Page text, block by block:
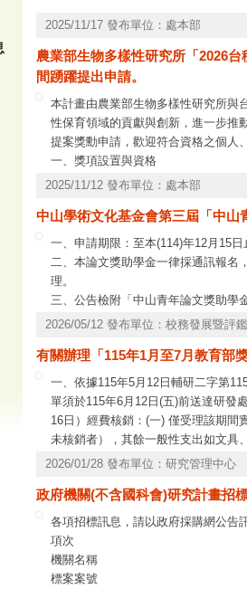
2025/11/17 發布單位：處本部
農業部生物多樣性研究所「2026
間踴躍提出申請。
本計畫由農業部生物多樣性研究所與
性保育領域的貢獻與創新，進一步推
提案獎勳申請，歡迎符合資格之個人
一、獎項設置與資格
1、新秀獎 ：
申請條件：從事台灣生物多樣性保育
菁英獎：
申請對象：大專院校生物資源相關科
申請條件：從事與台灣生物多樣性保
3、
提案獎：
2025/11/12 發布單位：處本部
中山學術文化基金會第三屆「中
一、申請期限：至本(114)年12月15日
二、本論文獎助學金一律採通訊報名
理。
三、公告檢附「中山青年論文獎助學
。
2026/05/12 發布單位：校務發展暨評
有關辦理「115年1月至7月教育部
一、依據115年5月12日輔研二字第
單須於115年6月12日(五)前送達研發
16日）經費核銷：(一) 僅受理該期間
未核銷者），其餘一般性支出如文具
請表」（附件），經主管用印後於
核銷憑證送達研發處／校發中心。四
2026/01/28 發布單位：研究管理中心
政府機關(不含國科會)研究計畫招
各項招標訊息，請以政府採購網公告
項次
機關名稱
標案案號